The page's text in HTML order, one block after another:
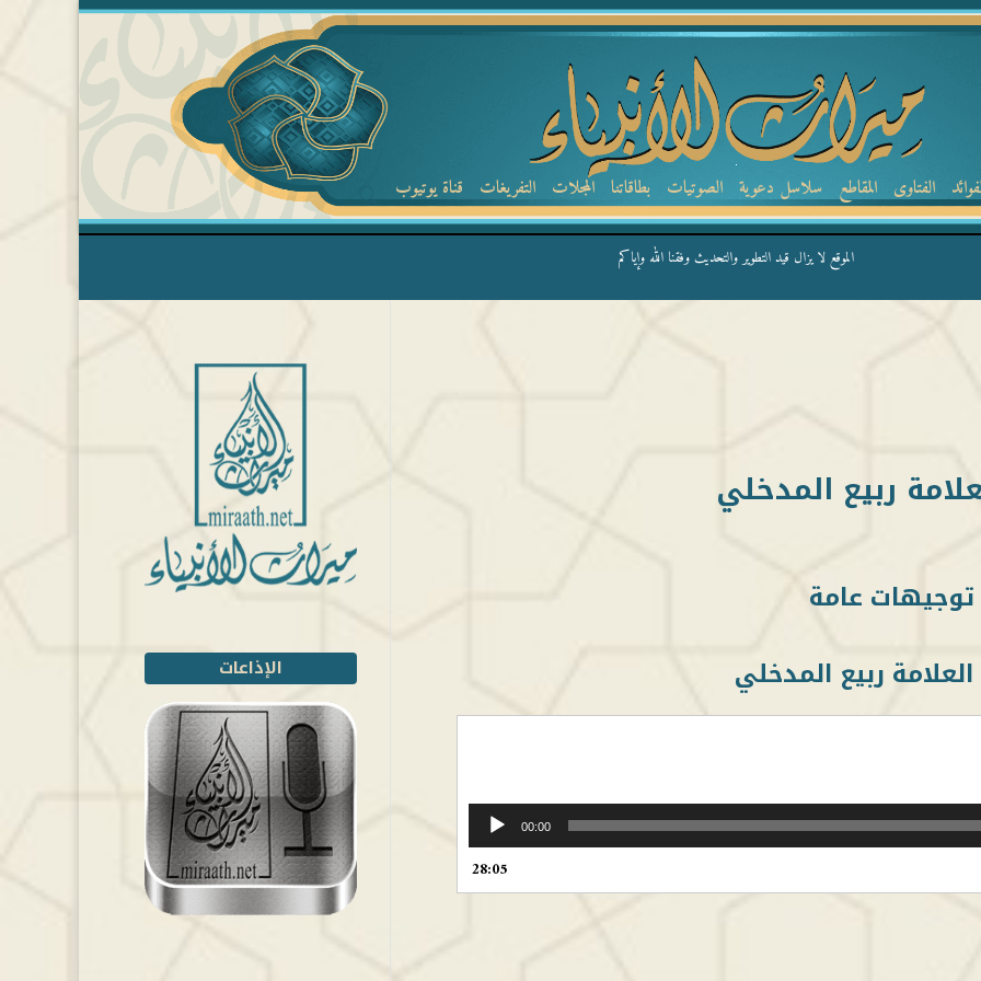
الفتاوى المقاطع سلاسل دعوية الصوتيات بطاقاتنا المجلات التفريغات قناة يوتيوب
الموقع لا يزال قيد التطوير والتحديث وفقنا الله وإياكم
ربيع المدخلي
توجيهات عامة
ربيع المدخلي
00:00
28:05
الإذاعات